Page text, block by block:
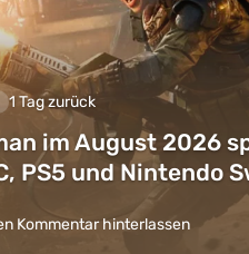
1 Tag zurück
im August 2026
PS5 und Nintendo
Kommentar hinterlassen